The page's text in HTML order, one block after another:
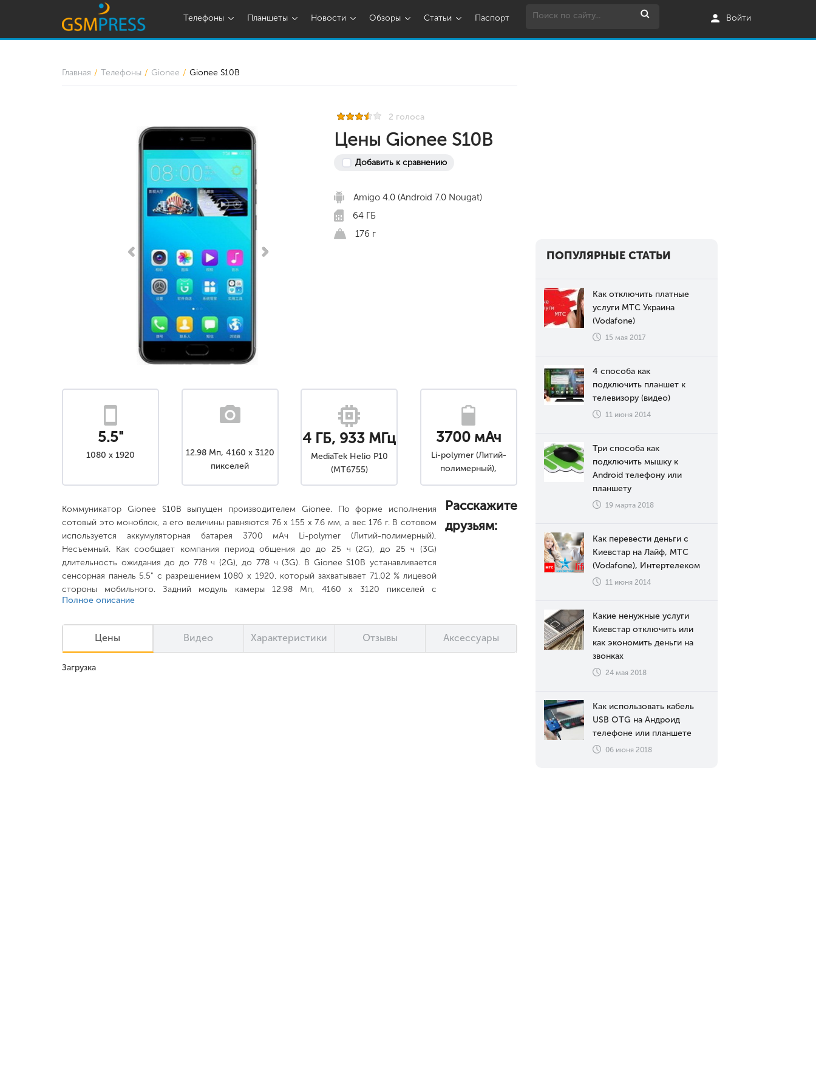
Телефоны Планшеты Новости Обзоры Статьи Паспорт Войти
Главная Телефоны Gionee Gionee S10B
2 голоса
Цены Gionee S10B
Добавить к сравнению
Amigo 4.0 (Android 7.0 Nougat)
64 ГБ
176 г
5.5"
1080 x 1920
12.98 Мп, 4160 x 3120
пикселей
4 ГБ, 933 МГц
MediaTek Helio P10
(MT6755)
3700 мАч
Li-polymer (Литий-
полимерный),
Коммуникатор Gionee S10B выпущен производителем Gionee. По форме исполнения
сотовый это моноблок, а его величины равняются 76 x 155 x 7.6 мм, а вес 176 г. В сотовом
используется аккумуляторная батарея 3700 мАч Li-polymer (Литий-полимерный),
Несъемный. Как сообщает компания период общения до до 25 ч (2G), до 25 ч (3G)
длительность ожидания до до 778 ч (2G), до 778 ч (3G). В Gionee S10B устанавливается
сенсорная панель 5.5" с разрешением 1080 x 1920, который захватывает 71.02 % лицевой
стороны мобильного. Задний модуль камеры 12.98 Мп, 4160 x 3120 пикселей с
разрешением видео 1920 x 1080 пикселей, 2.07 Мп. Модуль передней камеры 15.93 Мп,
процессорном устройстве MediaTek Helio P10 (MT6755), 1800 МГц (мегагерцы), 64 бит.
Процессор обработки виде ARM Mali-T860 MP2, 700 МГц, . Объем энергозависимой памяти
4 ГБ, 933 МГц. Величина постоянной памяти 64 ГБ, повышается с помощью «флешки»
microSD, microSDHC, microSDXC. Телефон работает на «операционке» Amigo 4.0 (Android
Полное описание
Расскажите
друзьям:
Цены Видео Характеристики Отзывы Аксессуары
Загрузка
ПОПУЛЯРНЫЕ СТАТЬИ
Как отключить платные
услуги МТС Украина
(Vodafone)
15 мая 2017
4 способа как
подключить планшет к
телевизору (видео)
11 июня 2014
Три способа как
подключить мышку к
Android телефону или
планшету
19 марта 2018
Как перевести деньги с
Киевстар на Лайф, МТС
(Vodafone), Интертелеком
11 июня 2014
Какие ненужные услуги
Киевстар отключить или
как экономить деньги на
звонках
24 мая 2018
Как использовать кабель
USB OTG на Андроид
телефоне или планшете
06 июня 2018